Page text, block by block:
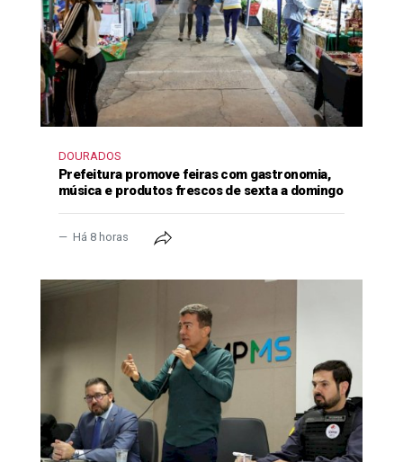
DOURADOS
Prefeitura promove feiras com gastronomia,
música e produtos frescos de sexta a domingo
Há 8 horas